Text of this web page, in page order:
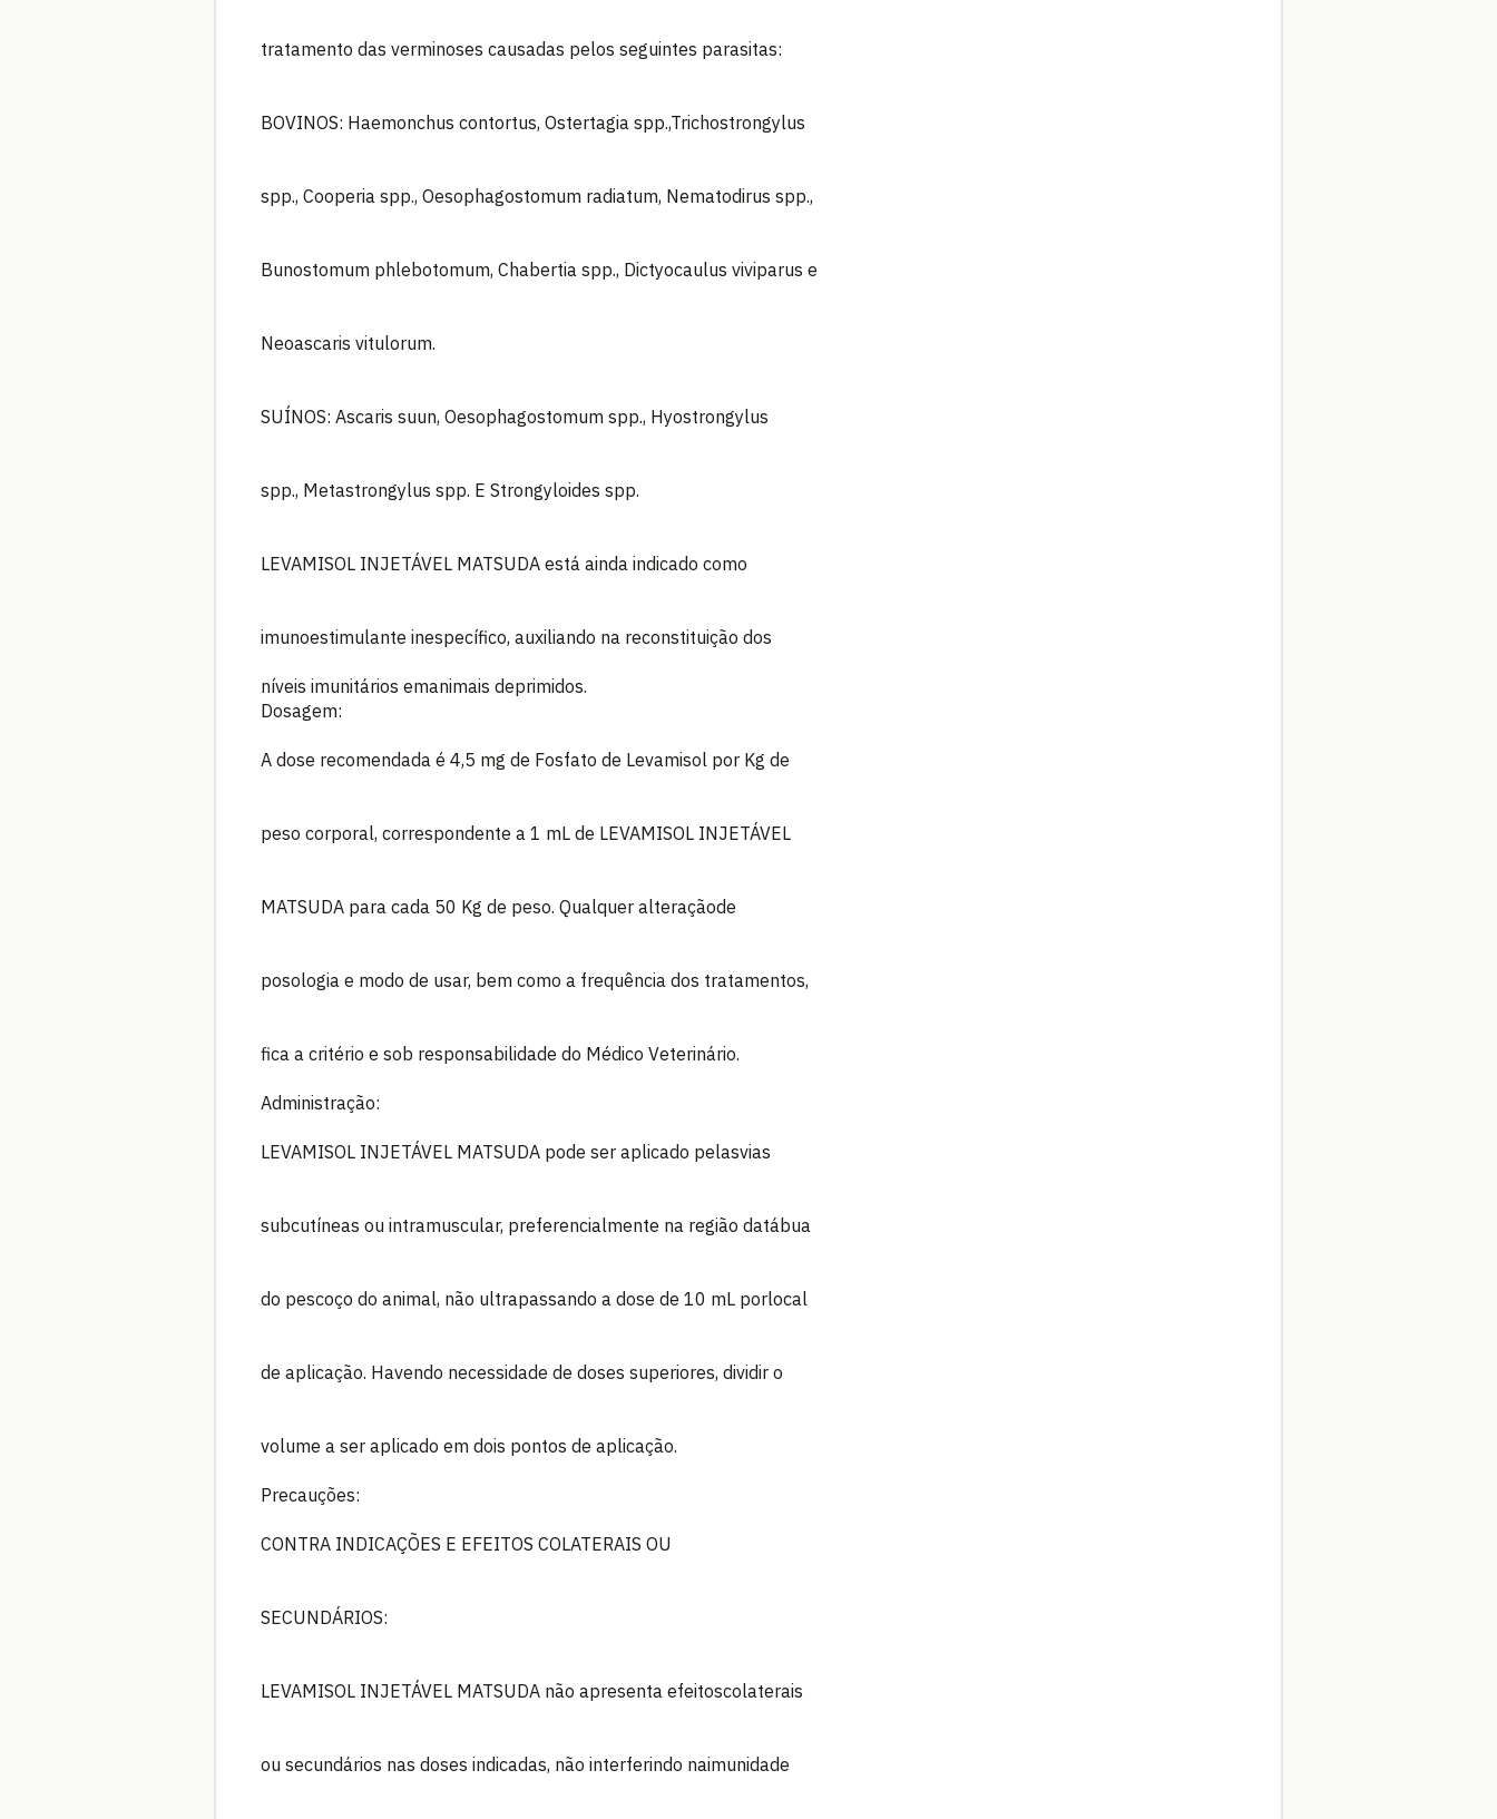
tratamento das verminoses causadas pelos seguintes parasitas:
BOVINOS: Haemonchus contortus, Ostertagia spp.,Trichostrongylus
spp., Cooperia spp., Oesophagostomum radiatum, Nematodirus spp.,
Bunostomum phlebotomum, Chabertia spp., Dictyocaulus viviparus e
Neoascaris vitulorum.
SUÍNOS: Ascaris suun, Oesophagostomum spp., Hyostrongylus
spp., Metastrongylus spp. E Strongyloides spp.
LEVAMISOL INJETÁVEL MATSUDA está ainda indicado como
imunoestimulante inespecífico, auxiliando na reconstituição dos
níveis imunitários emanimais deprimidos.
Dosagem:
A dose recomendada é 4,5 mg de Fosfato de Levamisol por Kg de
peso corporal, correspondente a 1 mL de LEVAMISOL INJETÁVEL
MATSUDA para cada 50 Kg de peso. Qualquer alteraçãode
posologia e modo de usar, bem como a frequência dos tratamentos,
fica a critério e sob responsabilidade do Médico Veterinário.
Administração:
LEVAMISOL INJETÁVEL MATSUDA pode ser aplicado pelasvias
subcutíneas ou intramuscular, preferencialmente na região datábua
do pescoço do animal, não ultrapassando a dose de 10 mL porlocal
de aplicação. Havendo necessidade de doses superiores, dividir o
volume a ser aplicado em dois pontos de aplicação.
Precauções:
CONTRA INDICAÇÕES E EFEITOS COLATERAIS OU
SECUNDÁRIOS:
LEVAMISOL INJETÁVEL MATSUDA não apresenta efeitoscolaterais
ou secundários nas doses indicadas, não interferindo naimunidade